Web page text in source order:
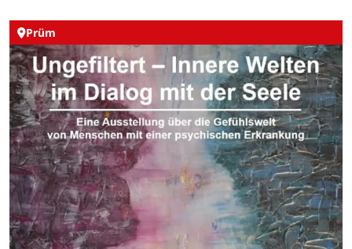
Prüm